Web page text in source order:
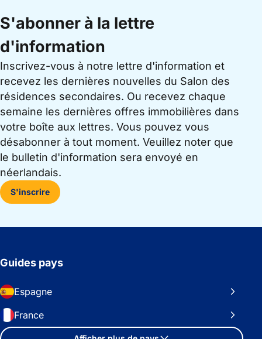
S'abonner à la lettre
d'information
Inscrivez-vous à notre lettre d'information et
recevez les dernières nouvelles du Salon des
résidences secondaires. Ou recevez chaque
semaine les dernières offres immobilières dans
votre boîte aux lettres. Vous pouvez vous
désabonner à tout moment. Veuillez noter que
le bulletin d'information sera envoyé en
néerlandais.
S'inscrire
Guides pays
Espagne
France